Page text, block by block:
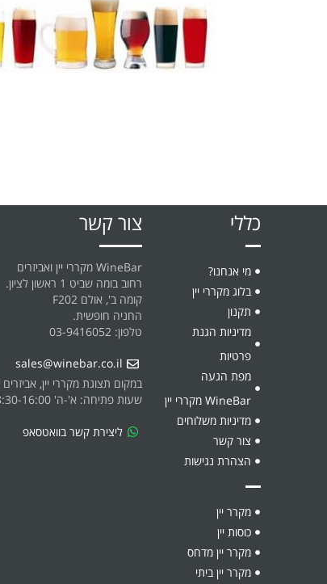
כללי
מי אנחנו?
בלוג מקררי יין
תקנון
מדיניות הגנת
פרטיות
מפת הגעה
WineBar מקררי יין
מדיניות משלוחים
צור קשר
הצהרת נגישות
מקרר יין
כוסות יין
מקרר יין מדחס
מקרר יין ביתי
צור קשר
WineBar מקררי יין ואביזרים
רחוב בומה שביט 1 ראשון לציון.
קומה ב', אולם F202
החניה חופשית.
טלפון: 03-9416052
sales@winebar.co.il
במקום תצוגת מקררי יין, אביזרים
שעות פתיחה: א'-ה' 08:30-16:00
ליצירת קשר בוואטסאפ